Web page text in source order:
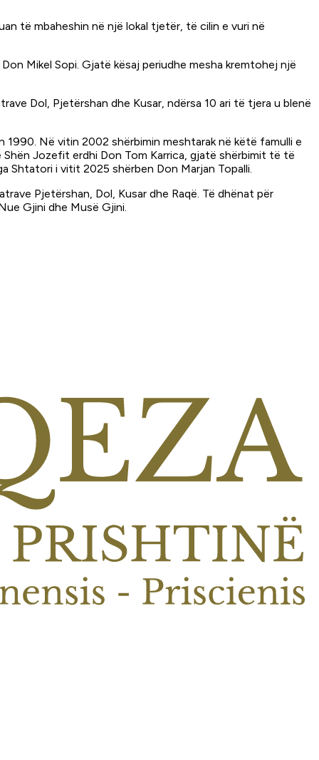
të mbaheshin në një lokal tjetër, të cilin e vuri në
Mikel Sopi. Gjatë kësaj periudhe mesha kremtohej një
Dol, Pjetërshan dhe Kusar, ndërsa 10 ari të tjera u blenë
1990. Në vitin 2002 shërbimin meshtarak në këtë famulli e
Jozefit erdhi Don Tom Karrica, gjatë shërbimit të të
Shtatori i vitit 2025 shërben Don Marjan Topalli.
Pjetërshan, Dol, Kusar dhe Raqë. Të dhënat për
Gjini dhe Musë Gjini.